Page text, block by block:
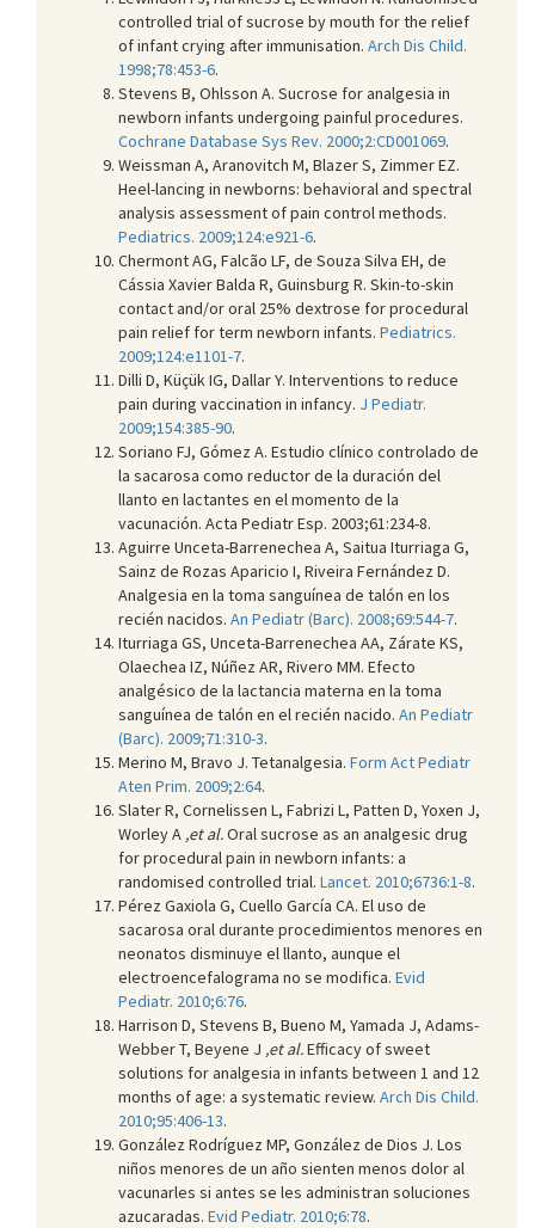
controlled trial of sucrose by mouth for the relief
of infant crying after immunisation. Arch Dis Child.
1998;78:453-6.
Stevens B, Ohlsson A. Sucrose for analgesia in
newborn infants undergoing painful procedures.
Cochrane Database Sys Rev. 2000;2:CD001069.
Weissman A, Aranovitch M, Blazer S, Zimmer EZ.
Heel-lancing in newborns: behavioral and spectral
analysis assessment of pain control methods.
Pediatrics. 2009;124:e921-6.
Chermont AG, Falcão LF, de Souza Silva EH, de
Cássia Xavier Balda R, Guinsburg R. Skin-to-skin
contact and/or oral 25% dextrose for procedural
pain relief for term newborn infants. Pediatrics.
2009;124:e1101-7.
Dilli D, Küçük IG, Dallar Y. Interventions to reduce
pain during vaccination in infancy. J Pediatr.
2009;154:385-90.
Soriano FJ, Gómez A. Estudio clínico controlado de
la sacarosa como reductor de la duración del
llanto en lactantes en el momento de la
vacunación. Acta Pediatr Esp. 2003;61:234-8.
Aguirre Unceta-Barrenechea A, Saitua Iturriaga G,
Sainz de Rozas Aparicio I, Riveira Fernández D.
Analgesia en la toma sanguínea de talón en los
recién nacidos. An Pediatr (Barc). 2008;69:544-7.
Iturriaga GS, Unceta-Barrenechea AA, Zárate KS,
Olaechea IZ, Núñez AR, Rivero MM. Efecto
analgésico de la lactancia materna en la toma
sanguínea de talón en el recién nacido. An Pediatr
(Barc). 2009;71:310-3.
Merino M, Bravo J. Tetanalgesia. Form Act Pediatr
Aten Prim. 2009;2:64.
Slater R, Cornelissen L, Fabrizi L, Patten D, Yoxen J,
Worley A ,et al.Oral sucrose as an analgesic drug
for procedural pain in newborn infants: a
randomised controlled trial. Lancet. 2010;6736:1-8.
Pérez Gaxiola G, Cuello García CA. El uso de
sacarosa oral durante procedimientos menores en
neonatos disminuye el llanto, aunque el
electroencefalograma no se modifica. Evid
Pediatr. 2010;6:76.
Harrison D, Stevens B, Bueno M, Yamada J, Adams-
Webber T, Beyene J ,et al.Efficacy of sweet
solutions for analgesia in infants between 1 and 12
months of age: a systematic review. Arch Dis Child.
2010;95:406-13.
González Rodríguez MP, González de Dios J. Los
niños menores de un año sienten menos dolor al
vacunarles si antes se les administran soluciones
azucaradas. Evid Pediatr. 2010;6:78.